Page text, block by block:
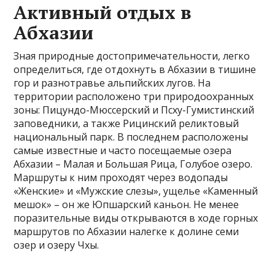
Активный отдых в
Абхазии
Зная природные достопримечательности, легко
определиться, где отдохнуть в Абхазии в тишине
гор и разнотравье альпийских лугов. На
территории расположено три природоохранных
зоны: Пицундо-Мюссерский и Псху-Гумистинский
заповедники, а также Рицинский реликтовый
национальный парк. В последнем расположены
самые известные и часто посещаемые озера
Абхазии – Малая и Большая Рица, Голубое озеро.
Маршруты к ним проходят через водопады
«Женские» и «Мужские слезы», ущелье «Каменный
мешок» – он же Юпшарский каньон. Не менее
поразительные виды открываются в ходе горных
маршрутов по Абхазии налегке к долине семи
озер и озеру Чхы.